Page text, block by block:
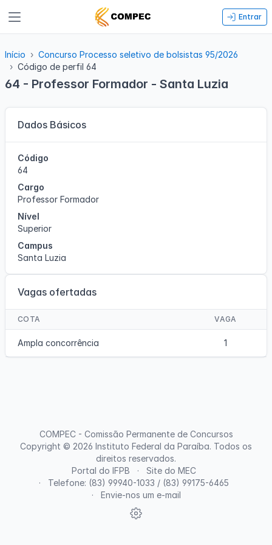
Entrar
Início
Concurso Processo seletivo de bolsistas 95/2026
Código de perfil 64
64 - Professor Formador - Santa Luzia
Dados Básicos
Código
64
Cargo
Professor Formador
Nível
Superior
Campus
Santa Luzia
Vagas ofertadas
COTA VAGA
Ampla concorrência 1
Portal do IFPB
Site do MEC
Telefone: (83) 99940-1033 / (83) 99175-6465
Envie-nos um e-mail
COMPEC - Comissão Permanente de Concursos
Copyright © 2026 Instituto Federal da Paraíba. Todos os
direitos reservados.